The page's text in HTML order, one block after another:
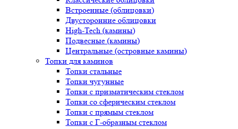
Встроенные (облицовки)
Двусторонние облицовки
High-Tech (камины)
Подвесные (камины)
Центральные (островные камины)
Топки для каминов
Топки стальные
Топки чугунные
Топки с призматическим стеклом
Топки со сферическим стеклом
Топки с прямым стеклом
Топки с Г-образным стеклом